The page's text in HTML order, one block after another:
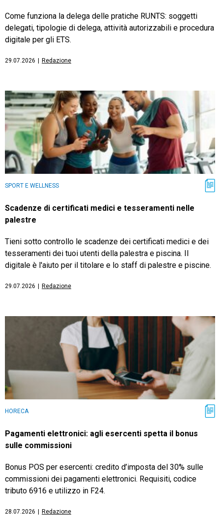
Come funziona la delega delle pratiche RUNTS: soggetti
delegati, tipologie di delega, attività autorizzabili e procedura
digitale per gli ETS.
29.07.2026 Redazione
SPORT E WELLNESS
Scadenze di certificati medici e tesseramenti nelle
palestre
Tieni sotto controllo le scadenze dei certificati medici e dei
tesseramenti dei tuoi utenti della palestra e piscina. Il
digitale è l'aiuto per il titolare e lo staff di palestre e piscine.
29.07.2026 Redazione
HORECA
Pagamenti elettronici: agli esercenti spetta il bonus
sulle commissioni
Bonus POS per esercenti: credito d’imposta del 30% sulle
commissioni dei pagamenti elettronici. Requisiti, codice
tributo 6916 e utilizzo in F24.
28.07.2026 Redazione